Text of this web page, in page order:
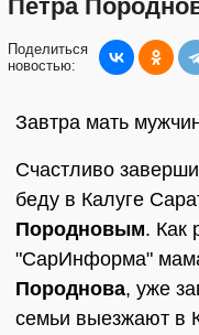
Петра
Поделиться
новостью:
Завтра мать
Счастливо
беду в Калуге
Породновым. Как
"СарИнформа"
Породнова, уже
семьи выезжают в